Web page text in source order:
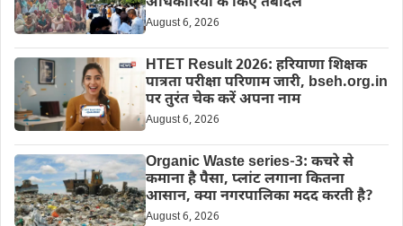
August 6, 2026
HTET Result 2026: हरियाणा शिक्षक
पात्रता परीक्षा परिणाम जारी, bseh.org.in
पर तुरंत चेक करें अपना नाम
August 6, 2026
Organic Waste series-3: कचरे से
कमाना है पैसा, प्लांट लगाना कितना
आसान, क्या नगरपालिका मदद करती है?
August 6, 2026